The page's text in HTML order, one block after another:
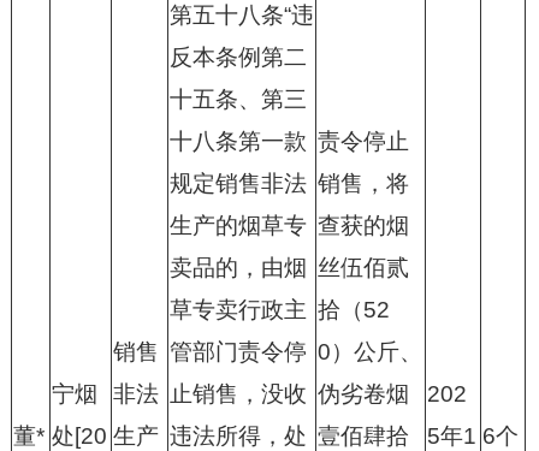
董*
宁烟
处[20
销售
非法
生产
第五十八条“违
反本条例第二
十五条、第三
十八条第一款
规定销售非法
生产的烟草专
卖品的，由烟
草专卖行政主
管部门责令停
止销售，没收
违法所得，处
责令停止
销售，将
查获的烟
丝伍佰贰
拾（52
0）公斤、
伪劣卷烟
壹佰肆拾
202
5年1 6个